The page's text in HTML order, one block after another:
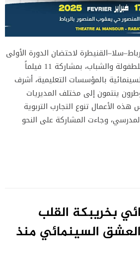
لاحتضان الدورة الأولى
لمهرجان أندية السينما للطفولة والشباب، بمشاركة 11 فيلماً
بالمؤسسات التعليمية، أشرف
ينتمون إلى مختلف المديريات
الأعمال تنوع التجارب التربوية
وجاءت المشاركة على النحو
بخريبكة القلب
السينمائي منذ